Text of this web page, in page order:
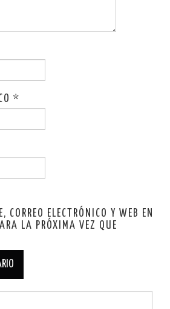
*
CORREO ELECTRÓNICO Y WEB EN
LA PRÓXIMA VEZ QUE